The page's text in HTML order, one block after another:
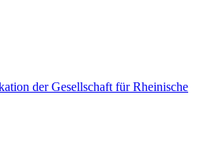
der Gesellschaft für Rheinische